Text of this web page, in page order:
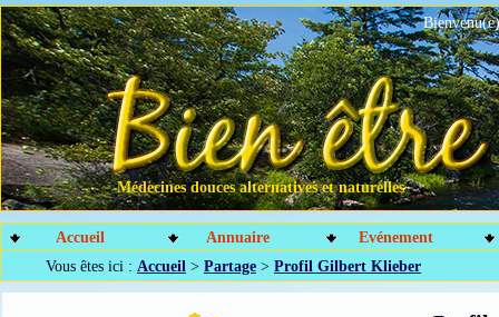
Médecines douces alternatives et naturelles
Accueil Annuaire
Evénement
Vous êtes ici : Accueil > Partage > Profil Gilbert Klieber